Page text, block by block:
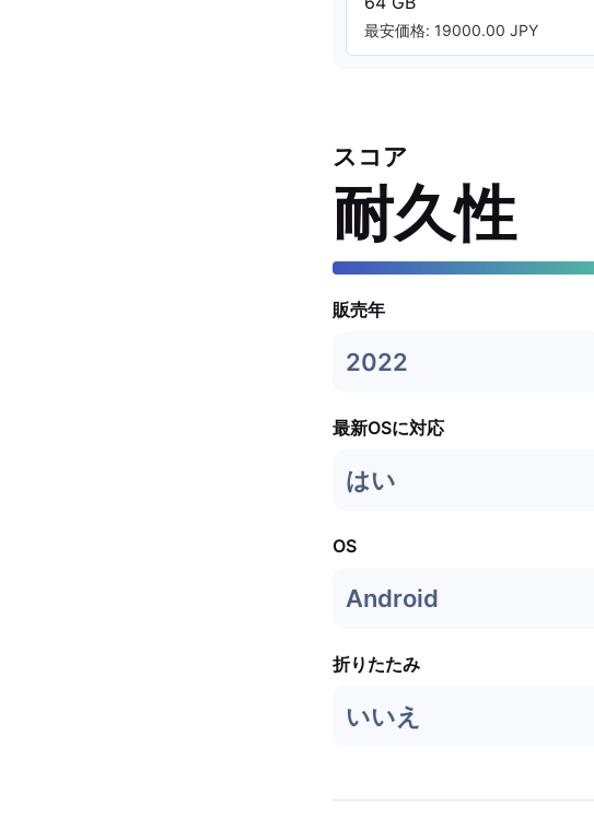
最安価格: 19000.00 JPY
スコア
耐久性
販売年
2022
最新OSに対応
はい
OS
Android
折りたたみ
いいえ